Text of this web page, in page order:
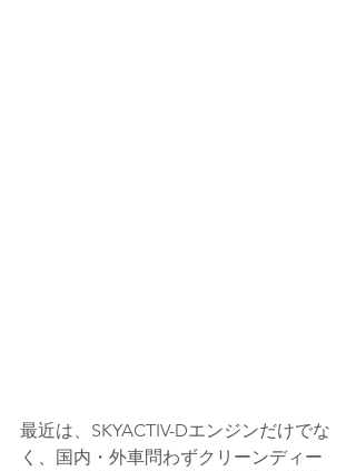
最近は、SKYACTIV-Dエンジンだけでな
く、国内・外車問わずクリーンディー